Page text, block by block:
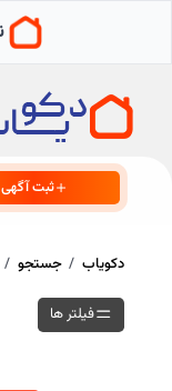
ثبت آگهی
دکویاب جستجو
فیلتر ها